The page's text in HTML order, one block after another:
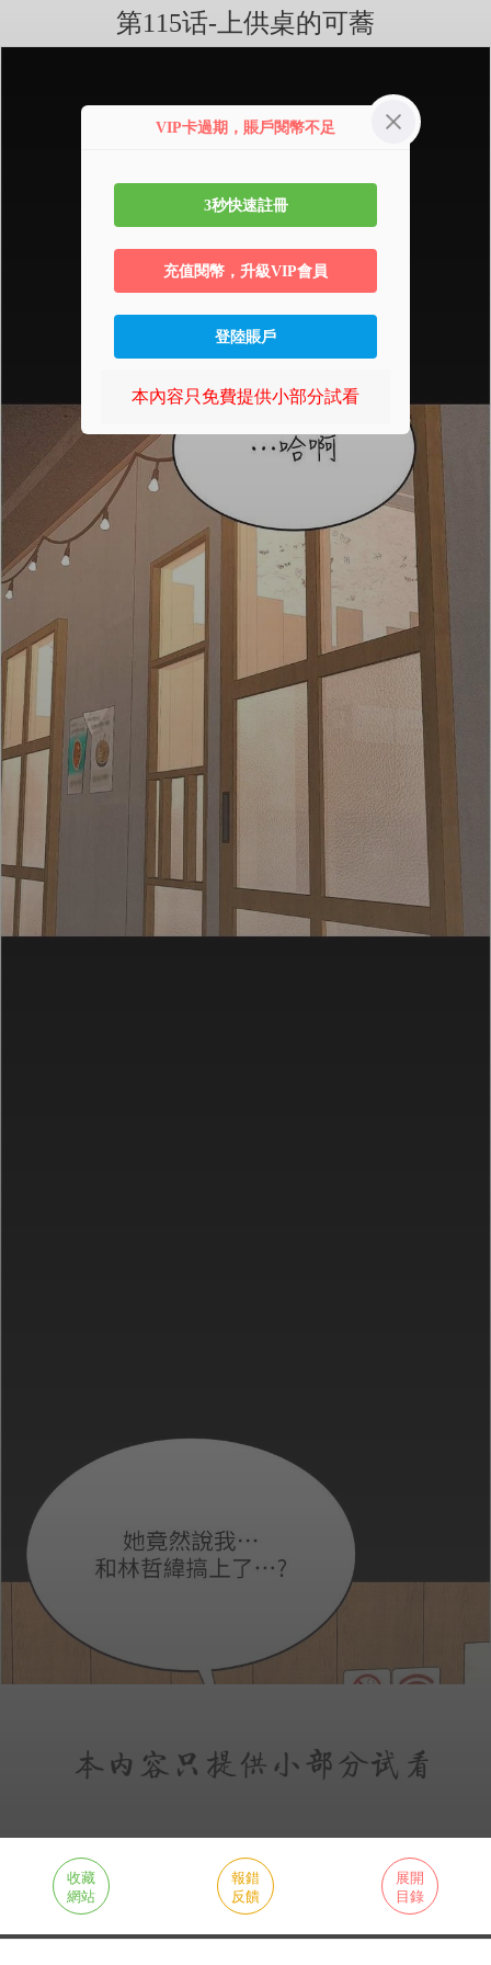
第115话-上供桌的可蕎
收藏
網站
報錯
反饋
展開
目錄
VIP卡過期，賬戶閱幣不足
3秒快速註冊
充值閱幣，升級VIP會員
登陸賬戶
本內容只免費提供小部分試看